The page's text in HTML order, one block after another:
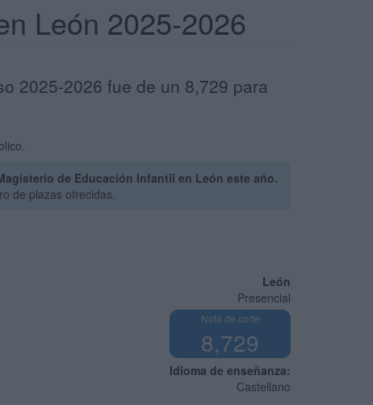
León 2025-2026
2025-2026 fue de un 8,729 para
de Educación Infantil en León este año.
de plazas ofrecidas.
León
Presencial
Nota de corte
8,729
Idioma de enseñanza:
Castellano